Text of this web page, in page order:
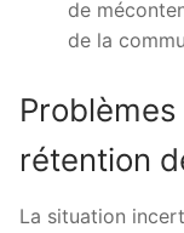
de
de la
rétention
La situation